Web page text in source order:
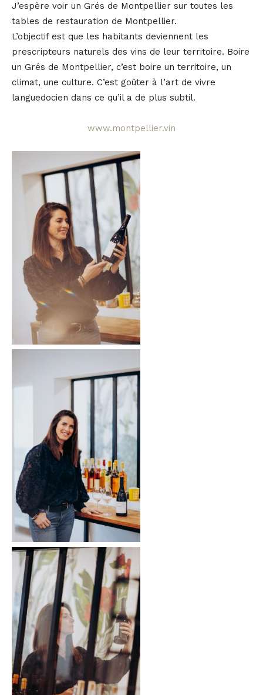
J’espère voir un Grés de Montpellier sur toutes les
tables de restauration de Montpellier.
L’objectif est que les habitants deviennent les
prescripteurs naturels des vins de leur territoire. Boire
un Grés de Montpellier, c’est boire un territoire, un
climat, une culture. C’est goûter à l’art de vivre
languedocien dans ce qu’il a de plus subtil.
www.montpellier.vin